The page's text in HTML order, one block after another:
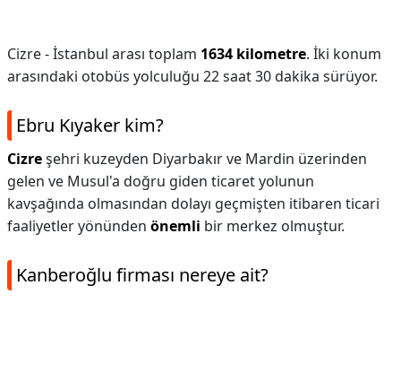
Cizre - İstanbul arası toplam 1634 kilometre. İki konum
arasındaki otobüs yolculuğu 22 saat 30 dakika sürüyor.
Ebru Kıyaker kim?
Cizreşehri kuzeyden Diyarbakır ve Mardin üzerinden
gelen ve Musul'a doğru giden ticaret yolunun
kavşağında olmasından dolayı geçmişten itibaren ticari
faaliyetler yönünden önemli bir merkez olmuştur.
Kanberoğlu firması nereye ait?